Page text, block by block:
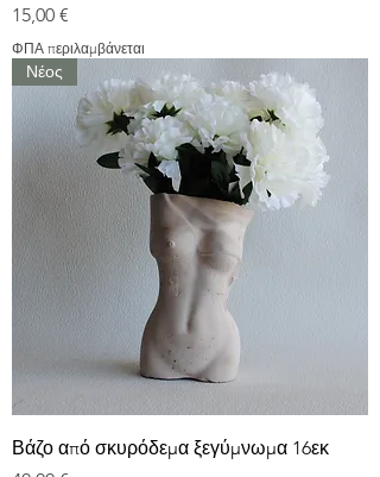
Τιμή
15,00 €
ΦΠΑ περιλαμβάνεται
Νέος
Βάζο από σκυρόδεμα ξεγύμνωμα 16εκ